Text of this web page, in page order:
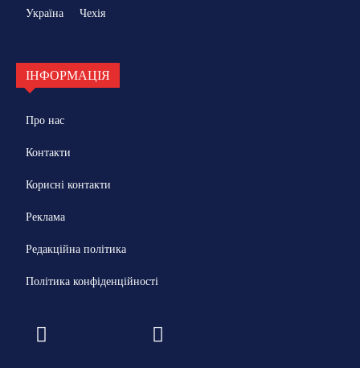
Україна
Чехія
ІНФОРМАЦІЯ
Про нас
Контакти
Корисні контакти
Реклама
Редакційна політика
Політика конфіденційності